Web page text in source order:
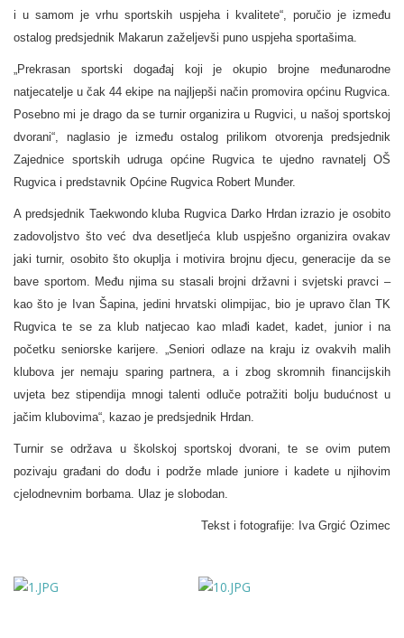
i u samom je vrhu sportskih uspjeha i kvalitete“, poručio je između
ostalog predsjednik Makarun zaželjevši puno uspjeha sportašima.
„Prekrasan sportski događaj koji je okupio brojne međunarodne
natjecatelje u čak 44 ekipe na najljepši način promovira općinu Rugvica.
Posebno mi je drago da se turnir organizira u Rugvici, u našoj sportskoj
dvorani“, naglasio je između ostalog prilikom otvorenja predsjednik
Zajednice sportskih udruga općine Rugvica te ujedno ravnatelj OŠ
Rugvica i predstavnik Općine Rugvica Robert Munđer.
A predsjednik Taekwondo kluba Rugvica Darko Hrdan izrazio je osobito
zadovoljstvo što već dva desetljeća klub uspješno organizira ovakav
jaki turnir, osobito što okuplja i motivira brojnu djecu, generacije da se
bave sportom. Među njima su stasali brojni državni i svjetski pravci –
kao što je Ivan Šapina, jedini hrvatski olimpijac, bio je upravo član TK
Rugvica te se za klub natjecao kao mlađi kadet, kadet, junior i na
početku seniorske karijere. „Seniori odlaze na kraju iz ovakvih malih
klubova jer nemaju sparing partnera, a i zbog skromnih financijskih
uvjeta bez stipendija mnogi talenti odluče potražiti bolju budućnost u
jačim klubovima“, kazao je predsjednik Hrdan.
Turnir se održava u školskoj sportskoj dvorani, te se ovim putem
pozivaju građani do dođu i podrže mlade juniore i kadete u njihovim
cjelodnevnim borbama. Ulaz je slobodan.
Tekst i fotografije: Iva Grgić Ozimec